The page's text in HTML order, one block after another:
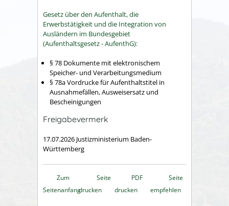
Gesetz über den Aufenthalt, die
Erwerbstätigkeit und die Integration von
Ausländern im Bundesgebiet
(Aufenthaltsgesetz - AufenthG):
§ 78 Dokumente mit elektronischem
Speicher- und Verarbeitungsmedium
§ 78a Vordrucke für Aufenthaltstitel in
Ausnahmefällen, Ausweisersatz und
Bescheinigungen
Freigabevermerk
17.07.2026 Justizministerium Baden-
Württemberg
Zum
Seitenanfang
Seite
drucken
PDF
drucken
Seite
empfehlen